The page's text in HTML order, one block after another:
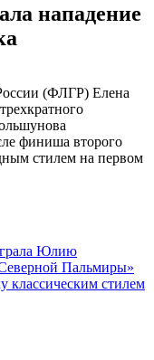
нападение
(ФЛГР) Елена
финиша второго
стилем на первом
Юлию
Пальмиры»
стилем